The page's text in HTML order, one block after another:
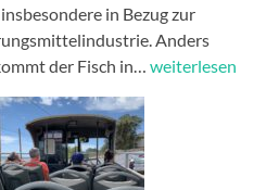
in Bezug zur
Anders
der Fisch in…Museu
weiterlesen